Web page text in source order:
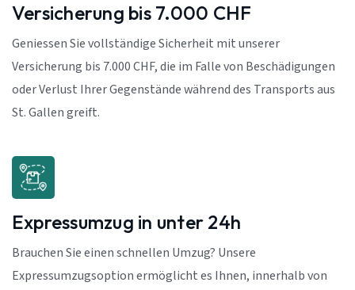
Versicherung bis 7.000 CHF
Geniessen Sie vollständige Sicherheit mit unserer
Versicherung bis 7.000 CHF, die im Falle von Beschädigungen
oder Verlust Ihrer Gegenstände während des Transports aus
St. Gallen greift.
Expressumzug in unter 24h
Brauchen Sie einen schnellen Umzug? Unsere
Expressumzugsoption ermöglicht es Ihnen, innerhalb von